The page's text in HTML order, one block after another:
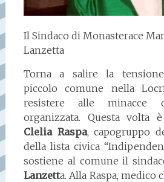
Il Sindaco di Monasterace
Lanzetta
Torna a salire la tensione
piccolo comune nella
resistere alle minacce
organizzata. Questa volta
Clelia Raspa, capogruppo
della lista civica
sostiene al comune il
Lanzetta. Alla Raspa, medico